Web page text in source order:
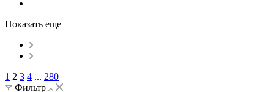
Показать еще
1 2 3 4 ... 280
Фильтр